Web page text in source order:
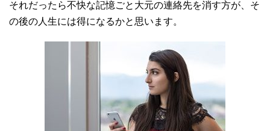
それだったら不快な記憶ごと大元の連絡先を消す方が、そ
の後の人生には得になるかと思います。